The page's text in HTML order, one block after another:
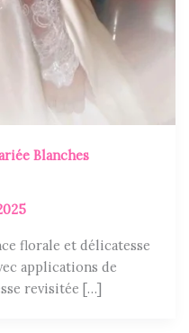
Blanches
florale et délicatesse
applications de
revisitée […]